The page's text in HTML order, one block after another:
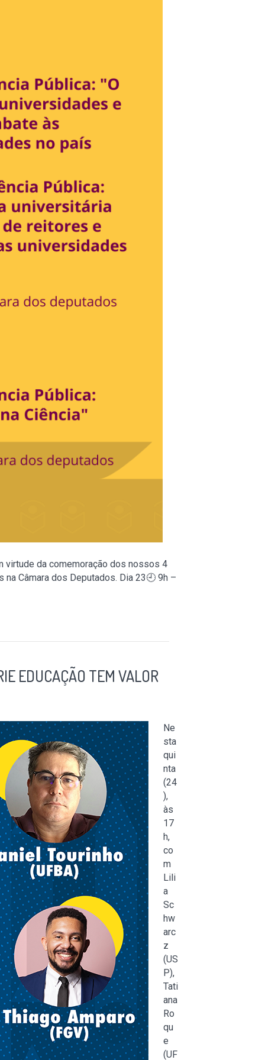
virtude da comemoração dos nossos 4
Câmara dos Deputados. Dia 23🕘 9h –
EDUCAÇÃO TEM VALOR
Ne
sta
qui
nta
(24
),
às
17
h,
co
m
Lili
a
Sc
hw
arc
z
(US
P),
Tati
ana
Ro
qu
e
(UF